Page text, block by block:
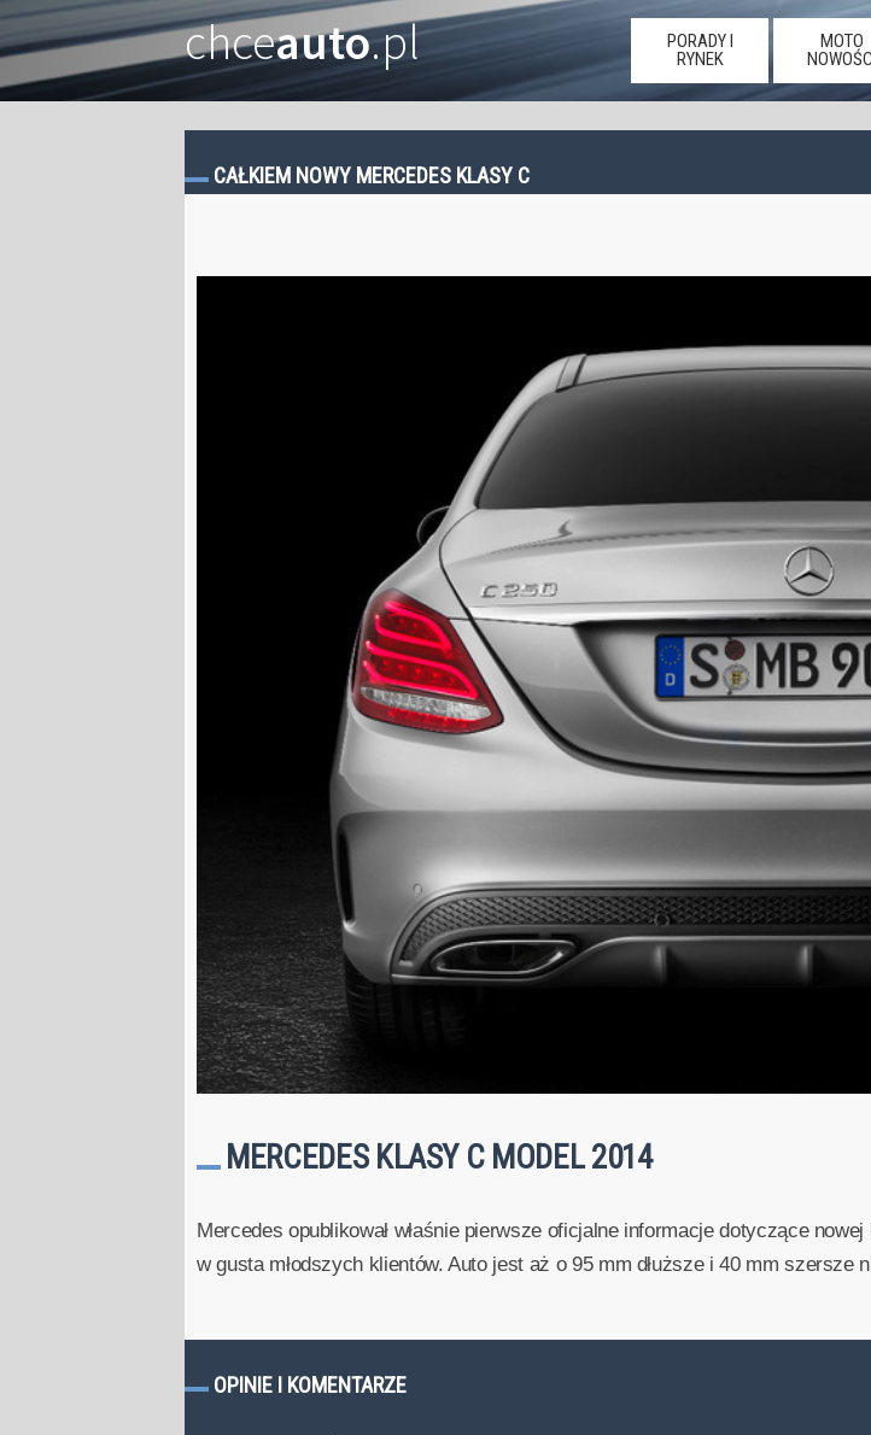
chceauto.pl
PORADY I
RYNEK
MOTO
CAŁKIEM NOWY MERCEDES KLASY C
MERCEDES KLASY C MODEL 2014
Mercedes opublikował właśnie pierwsze oficjalne informacje dotyczące
w gusta młodszych klientów. Auto jest aż o 95 mm dłuższe i 40 mm szersze
OPINIE I KOMENTARZE